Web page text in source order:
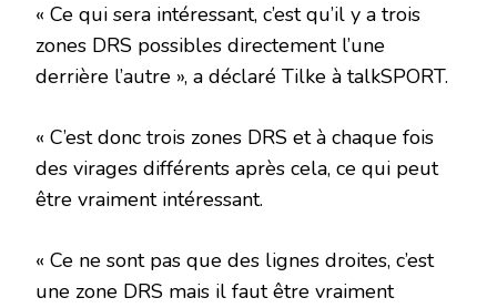
« Ce qui sera intéressant, c’est qu’il y a trois
zones DRS possibles directement l’une
derrière l’autre », a déclaré Tilke à talkSPORT.
« C’est donc trois zones DRS et à chaque fois
des virages différents après cela, ce qui peut
être vraiment intéressant.
« Ce ne sont pas que des lignes droites, c’est
une zone DRS mais il faut être vraiment